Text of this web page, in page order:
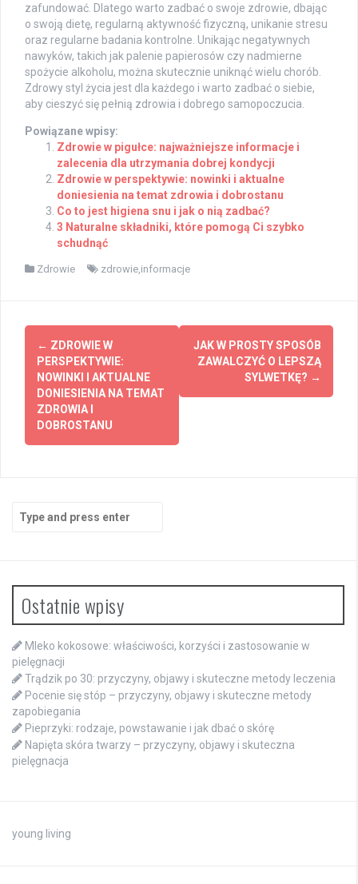
zafundować. Dlatego warto zadbać o swoje zdrowie, dbając
o swoją dietę, regularną aktywność fizyczną, unikanie stresu
oraz regularne badania kontrolne. Unikając negatywnych
nawyków, takich jak palenie papierosów czy nadmierne
spożycie alkoholu, można skutecznie uniknąć wielu chorób.
Zdrowy styl życia jest dla każdego i warto zadbać o siebie,
aby cieszyć się pełnią zdrowia i dobrego samopoczucia.
Powiązane wpisy:
Zdrowie w pigułce: najważniejsze informacje i
zalecenia dla utrzymania dobrej kondycji
Zdrowie w perspektywie: nowinki i aktualne
doniesienia na temat zdrowia i dobrostanu
Co to jest higiena snu i jak o nią zadbać?
3 Naturalne składniki, które pomogą Ci szybko
schudnąć
Zdrowie zdrowie,informacje
Post
navigation
← ZDROWIE W
PERSPEKTYWIE:
NOWINKI I AKTUALNE
DONIESIENIA NA TEMAT
ZDROWIA I
DOBROSTANU
JAK W PROSTY SPOSÓB
ZAWALCZYĆ O LEPSZĄ
SYLWETKĘ? →
for:
Ostatnie wpisy
Mleko kokosowe: właściwości, korzyści i zastosowanie w
pielęgnacji
Trądzik po 30: przyczyny, objawy i skuteczne metody leczenia
Pocenie się stóp – przyczyny, objawy i skuteczne metody
zapobiegania
Pieprzyki: rodzaje, powstawanie i jak dbać o skórę
Napięta skóra twarzy – przyczyny, objawy i skuteczna
pielęgnacja
young living